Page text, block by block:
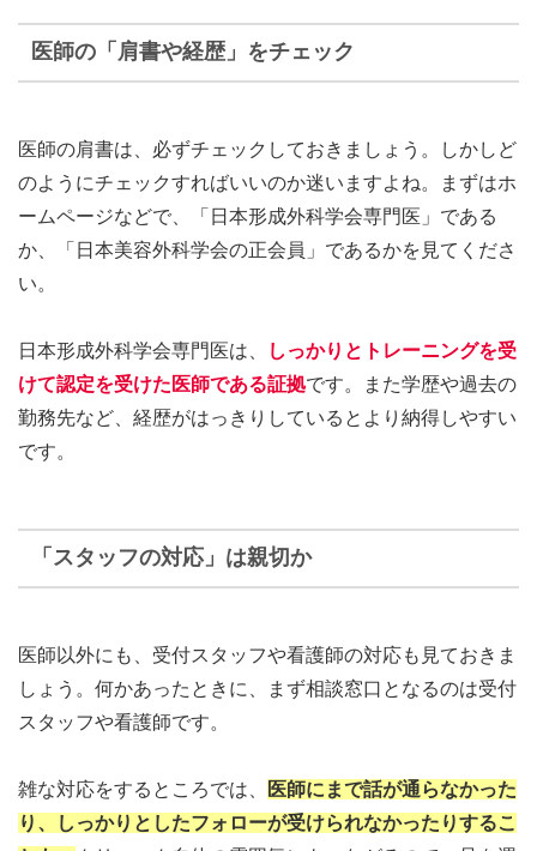
医師の「肩書や経歴」をチェック
医師の肩書は、必ずチェックしておきましょう。しかしど
のようにチェックすればいいのか迷いますよね。まずはホ
ームページなどで、「日本形成外科学会専門医」である
か、「日本美容外科学会の正会員」であるかを見てくださ
い。
日本形成外科学会専門医は、
しっかりとトレーニングを受
けて認定を受けた医師である証拠です。また学歴や過去の
勤務先など、経歴がはっきりしているとより納得しやすい
です。
「スタッフの対応」は親切か
医師以外にも、受付スタッフや看護師の対応も見ておきま
しょう。何かあったときに、まず相談窓口となるのは受付
スタッフや看護師です。
雑な対応をするところでは、
医師にまで話が通らなかった
り、しっかりとしたフォローが受けられなかったりするこ